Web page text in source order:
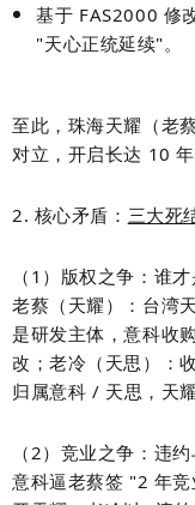
基于 FAS2000 修
"天心正统延续"。
至此， 珠海天耀（老
对立，开启长达 10 年
2. 核心矛盾： 三大死
（1）版权之争：谁
老蔡（天耀）：台湾
是研发主体，意科收
改；老冷（天思）：
归属意科 / 天思，天
（2）竞业之争：违
意科逼老蔡签 "2 年